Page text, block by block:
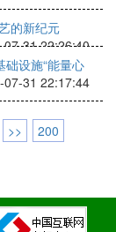
的新纪元
07-31 22:26:40
设施“能量心
07-31 22:17:44
>> 200